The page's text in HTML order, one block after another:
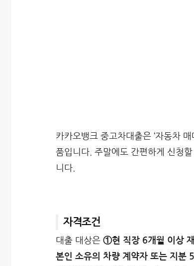
카카오뱅크 중고차대출은 ‘자동차
품입니다. 주말에도 간편하게 신청
니다.
자격조건
대출 대상은 ①현 직장 6개월 이상
본인 소유의 차량 계약자 또는 지